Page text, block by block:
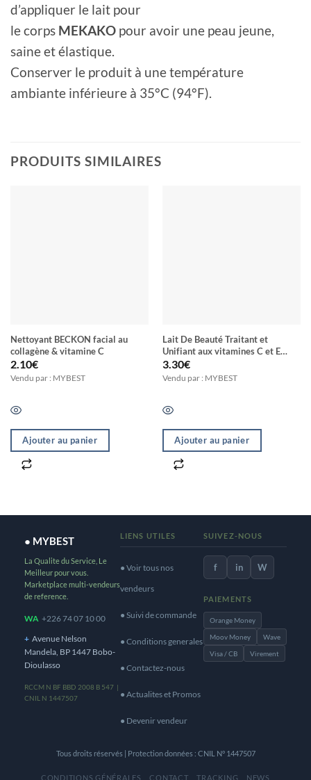
d’appliquer le lait pour
le corps MEKAKO pour avoir une peau jeune,
saine et élastique.
Conserver le produit à une température
ambiante inférieure à 35°C (94°F).
PRODUITS SIMILAIRES
Nettoyant BECKON facial au
collagène & vitamine C
2.10€
Vendu par : MYBEST
Ajouter au panier
Lait De Beauté Traitant et
Unifiant aux vitamines C et E
LEMON CLEAR
3.30€
Vendu par : MYBEST
Ajouter au panier
● MYBEST
La Qualite du Service, Le
Meilleur pour vous.
Marketplace multi-vendeurs
de reference.
WA +226 74 07 10 00
+ Avenue Nelson
Mandela, BP 1447 Bobo-
Dioulasso
RCCM N BF BBD 2008 B 547 |
CNIL N 1447507
LIENS UTILES
● Voir tous nos
vendeurs
● Suivi de commande
● Conditions generales
● Contactez-nous
● Actualites et Promos
● Devenir vendeur
SUIVEZ-NOUS
f in W
PAIEMENTS
Orange Money
Moov Money
Wave
Visa / CB
Virement
Tous droits réservés | Protection données : CNIL N° 1447507
CONDITIONS GÉNÉRALES CONTACT TRACKING NEWS